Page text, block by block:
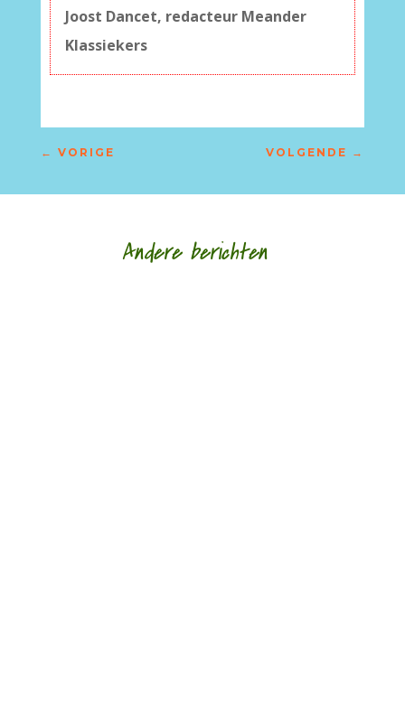
Joost Dancet, redacteur Meander
Klassiekers
← VORIGE VOLGENDE →
Andere berichten